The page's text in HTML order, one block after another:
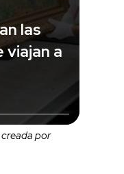
las
viajan a
por